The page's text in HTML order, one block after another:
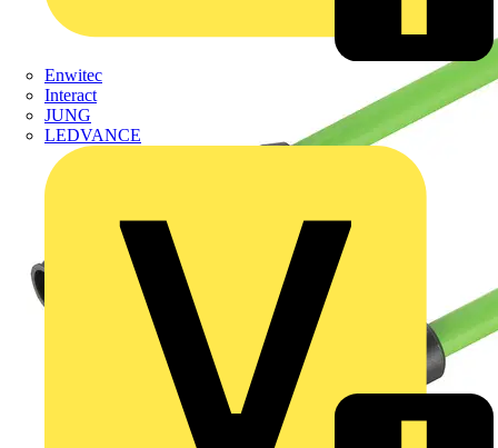
Enwitec
Interact
JUNG
LEDVANCE